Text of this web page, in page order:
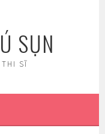
SỤN
SĨ